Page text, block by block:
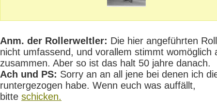
Anm. der Rollerweltler: Die hier angeführten
nicht umfassend, und vorallem stimmt womöglich
zusammen. Aber so ist das halt 50 jahre danach.
Ach und PS: Sorry an an all jene bei denen ich
runtergezogen habe. Wenn euch was auffällt,
bitte schicken.